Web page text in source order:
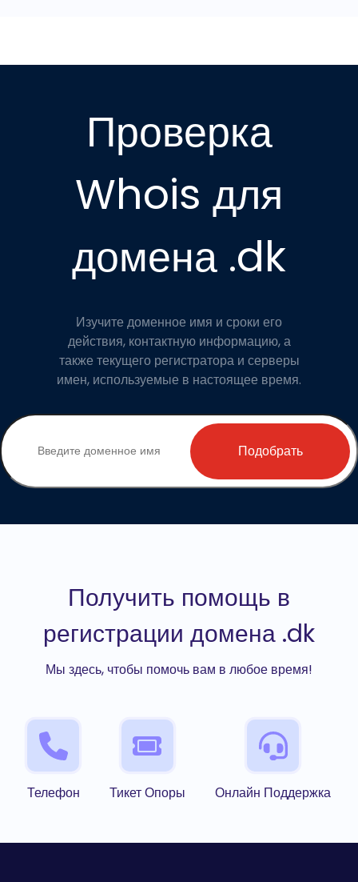
Проверка
Whois для
домена .dk
Изучите доменное имя и сроки его
действия, контактную информацию, а
также текущего регистратора и серверы
имен, используемые в настоящее время.
Подобрать
Получить помощь в
регистрации домена .dk
Мы здесь, чтобы помочь вам в любое время!
Телефон Тикет Опоры Онлайн Поддержка